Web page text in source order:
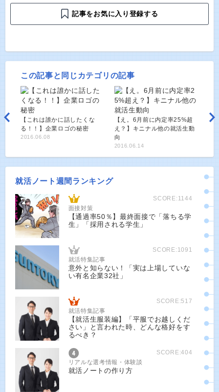
記事をお気に入り登録する
この記事と同じカテゴリの記事
【これは誰かに話したくな
る！！】企業ロゴの秘密
2016.06.08
【え。6月前に内定率25%超
え？】キニナル他の就活生動
向
2016.06.14
就活ノート週間ランキング
SCORE:1144
面接対策
【通過率50％】最終面接で「落ちる学
生」「採用される学生」
SCORE:1091
就活特集記事
意外と知らない！「実は上場していな
い有名企業32社」
SCORE:517
就活特集記事
【就活生服装編】「平服でお越しくだ
さい」と言われた時、どんな格好をす
るべき？
SCORE:404
リアルな選考情報・体験談
就活ノートの作り方